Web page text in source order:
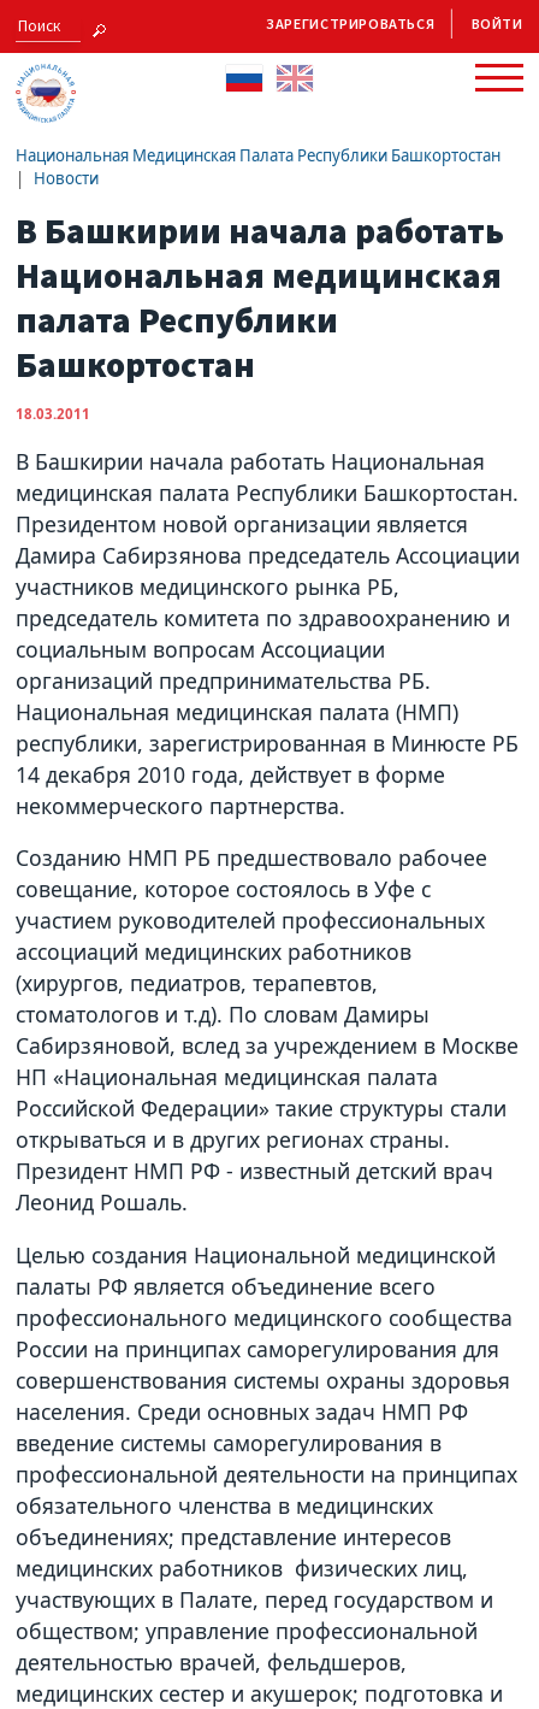
ЗАРЕГИСТРИРОВАТЬСЯ ВОЙТИ
Национальная Медицинская Палата Республики Башкортостан
Новости
В Башкирии начала работать
Национальная медицинская
палата Республики
Башкортостан
18.03.2011
В Башкирии начала работать Национальная
медицинская палата Республики Башкортостан.
Президентом новой организации является
Дамира Сабирзянова председатель Ассоциации
участников медицинского рынка РБ,
председатель комитета по здравоохранению и
социальным вопросам Ассоциации
организаций предпринимательства РБ.
Национальная медицинская палата (НМП)
республики, зарегистрированная в Минюсте РБ
14 декабря 2010 года, действует в форме
некоммерческого партнерства.
Созданию НМП РБ предшествовало рабочее
совещание, которое состоялось в Уфе с
участием руководителей профессиональных
ассоциаций медицинских работников
(хирургов, педиатров, терапевтов,
стоматологов и т.д). По словам Дамиры
Сабирзяновой, вслед за учреждением в Москве
НП «Национальная медицинская палата
Российской Федерации» такие структуры стали
открываться и в других регионах страны.
Президент НМП РФ - известный детский врач
Леонид Рошаль.
Целью создания Национальной медицинской
палаты РФ является объединение всего
профессионального медицинского сообщества
России на принципах саморегулирования для
совершенствования системы охраны здоровья
населения. Среди основных задач НМП РФ
введение системы саморегулирования в
профессиональной деятельности на принципах
обязательного членства в медицинских
объединениях; представление интересов
медицинских работников физических лиц,
участвующих в Палате, перед государством и
обществом; управление профессиональной
деятельностью врачей, фельдшеров,
медицинских сестер и акушерок; подготовка и